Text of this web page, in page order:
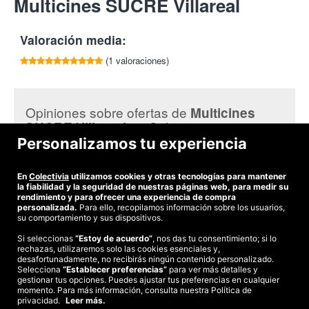
Además ya sabes que para ir al cine en Castellón hay que coger
ahorro por persona!
Contamos con unas instalaciones de última generación,
confortables y de la máxima calidad.
-Hamburguesería “Sucre Rapid”, Antes o después
pruébalo!! Menús a partir de 4,99€
-
Tienda de golosinas “Sucre Mix”,
donde encontrarás toda
clase de golosinas, que harán las delicias a los mayores y a los
-Sala de juegos.
-Butacas especiales para niños
-Sin barreras arquitectónicas
-Reserva telefónica de entradas al 902 222024
Servicio de cajero automático
-Pago con tarjeta de crédito
-Parking gratuito
Además Multicines SUCRE pone a disposición de los clientes y
empresas interesadas otra gran variedad de servicios y
entrada.
12540 Villareal
Multicines SUCRE Villareal
Valoración media:
(1 valoraciones)
Opiniones sobre ofertas de Multicines
SUCRE Villarealen Colectivia:
me gustaria saber si se puede usar para ir en sabado
©2026 Colectivia
Términos y condiciones|Política de privacidad|Política de cookies
Estudio turismo de verano 2020
Personalizamos tu experiencia
En Colectivia utilizamos cookies y otras tecnologías para mantener
la fiabilidad y la seguridad de nuestras páginas web, para medir su
rendimiento y para ofrecer una experiencia de compra
personalizada. Para ello, recopilamos información sobre los usuarios,
su comportamiento y sus dispositivos.
Si seleccionas “Estoy de acuerdo”, nos das tu consentimiento; si lo
rechazas, utilizaremos solo las cookies esenciales y,
desafortunadamente, no recibirás ningún contenido personalizado.
Selecciona “Establecer preferencias” para ver más detalles y
gestionar tus opciones. Puedes ajustar tus preferencias en cualquier
momento. Para más información, consulta nuestra Política de
privacidad. Leer más.